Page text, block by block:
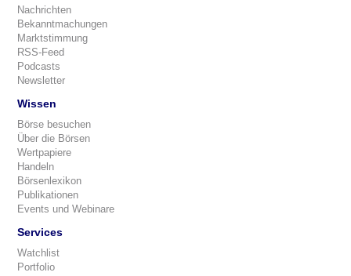
Nachrichten
Bekanntmachungen
Marktstimmung
RSS-Feed
Podcasts
Newsletter
Wissen
Börse besuchen
Über die Börsen
Wertpapiere
Handeln
Börsenlexikon
Publikationen
Events und Webinare
Services
Watchlist
Portfolio